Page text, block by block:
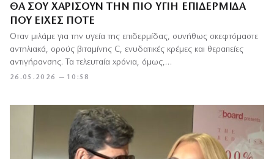
ΘΑ ΣΟΥ ΧΑΡΊΣΟΥΝ ΤΗΝ ΠΙΟ ΥΓΙΉ ΕΠΙΔΕΡΜΊΔΑ
ΠΟΥ ΕΊΧΕΣ ΠΟΤΈ
26.05.2026 — 10:58
Όταν μιλάμε για την υγεία της επιδερμίδας, συνήθως σκεφτόμαστε
αντηλιακά, ορούς βιταμίνης C, ενυδατικές κρέμες και θεραπείες
αντιγήρανσης. Τα τελευταία χρόνια, όμως,…